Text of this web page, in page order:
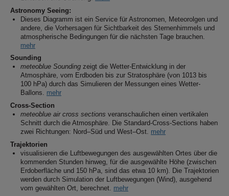
Astronomy Seeing:
Dieses Diagramm ist ein Service für Astronomen, Meteorolgen und
andere, die Vorhersagen für Sichtbarkeit des Sternenhimmels und
atmospherische Bedingungen für die nächsten Tage brauchen.
mehr
Sounding
meteoblue Sounding zeigt die Wetter-Entwicklung in der
Atmosphäre, vom Erdboden bis zur Stratosphäre (von 1013 bis
100 hPa) durch das Simulieren der Messungen eines Wetter-
Ballons. mehr
Cross-Section
meteoblue air cross sections veranschaulichen einen vertikalen
Schnitt durch die Atmosphäre. Die Standard-Cross-Sections haben
zwei Richtungen: Nord–Süd und West–Ost. mehr
Trajektorien
visualisieren die Luftbewegungen des ausgewählten Ortes über die
kommenden Stunden hinweg, für die ausgewählte Höhe (zwischen
Erdoberfläche und 150 hPa, sind das etwa 10 km). Die Trajektorien
werden durch Simulation der Luftbewegungen (Wind), ausgehend
vom gewählten Ort, berechnet. mehr